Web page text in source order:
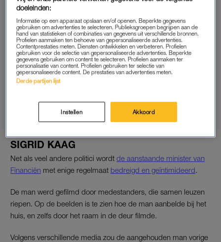
Lees hier mijn reactie.
Mijn boodschap: wees voorzichtig met het woord,
met elkaar, en wees zuinig op onze democratie.
pic.twitter.com/BcowRuVFAk
— Sigrid Kaag (@SigridKaag)January 6, 2022
SIGRID KAAG
Net als veel andere politici wordt de aanstaande minister van
Financiën met enige regelmaat bedreigd en geïntimideerd.
De man werd gefilmd door medestanders, die samen leuzen
riepen. Op de beelden is te zien hoe de man aanbelde bij het
huis, en zelfs door het raam in de deur filmde.
Volgens verschillende media zou de aangehouden man vorige
doeleinden:
Informatie op een apparaat opslaan en/of openen. Beperkte gegevens
gebruiken om advertenties te selecteren. Publieksgroepen begrijpen aan de
hand van statistieken of combinaties van gegevens uit verschillende bronnen.
Profielen aanmaken ten behoeve van gepersonaliseerde advertenties.
Contentprestaties meten. Diensten ontwikkelen en verbeteren. Profielen
gebruiken voor de selectie van gepersonaliseerde advertenties. Beperkte
gegevens gebruiken om content te selecteren. Profielen aanmaken ter
personalisatie van content. Profielen gebruiken ter selectie van
gepersonaliseerde content. De prestaties van advertenties meten.
Derde partijen lijst
Instellen Akkoord